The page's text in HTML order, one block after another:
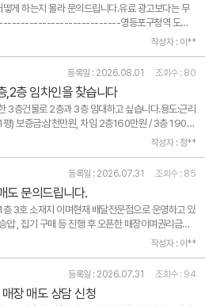
게 하는지 몰라 문의드립니다.유료 광고보다는 무
영등포구청역 도보
건물의 3층(55평) 전체 사용입니다.강의공간은 큰
작성자 : 이**
등록일 : 2026.08.01 조회수 : 80
층 임차인을 찾습니다
3층건물로 2층과 3층 임대하고 싶습니다.용도:근리
) 보증금:삼천만원, 차임 2층160만원 / 3층 190만
계종료 엘리프미아역아파트 맞은편, 지하철3분거리
작성자 : 정**
등록일 : 2026.07.31 조회수 : 85
도 문의드립니다.
3호 소재지 이며현재 배달전문점으로 운영하고 있
, 집기 구매 등 진행 후 오픈한 매장이며권리금은
으로 생각하고 있는데 혹시 등록 방법이 어떻게
작성자 : 이**
등록일 : 2026.07.31 조회수 : 94
장 매도 상담 신청